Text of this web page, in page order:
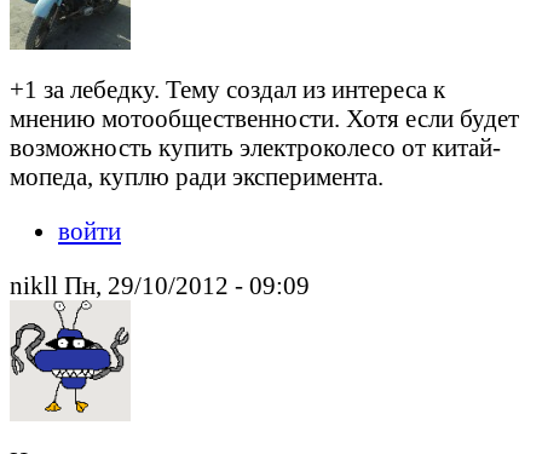
+1 за лебедку. Тему создал из интереса к
мнению мотообщественности. Хотя если будет
возможность купить электроколесо от китай-
мопеда, куплю ради эксперимента.
войти
nikll Пн, 29/10/2012 - 09:09